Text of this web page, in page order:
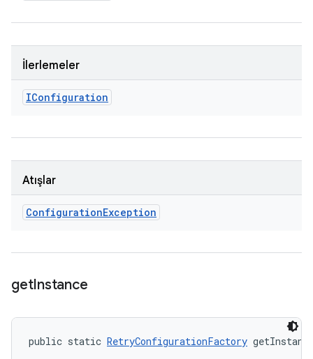
İlerlemeler
IConfiguration
Atışlar
ConfigurationException
getInstance
public static RetryConfigurationFactory